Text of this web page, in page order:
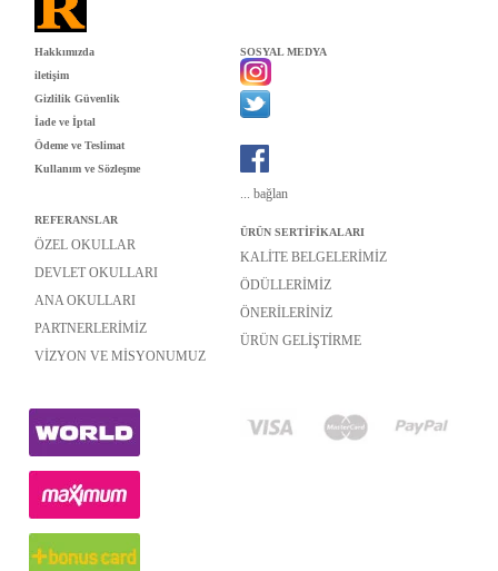
Hakkımızda
iletişim
Gizlilik Güvenlik
İade ve İptal
Ödeme ve Teslimat
Kullanım ve Sözleşme
SOSYAL MEDYA
...bağlan
REFERANSLAR
ÖZEL OKULLAR
DEVLET OKULLARI
ANA OKULLARI
PARTNERLERİMİZ
VİZYON VE MİSYONUMUZ
ÜRÜN SERTİFİKALARI
KALİTE BELGELERİMİZ
ÖDÜLLERİMİZ
ÖNERİLERİNİZ
ÜRÜN GELİŞTİRME